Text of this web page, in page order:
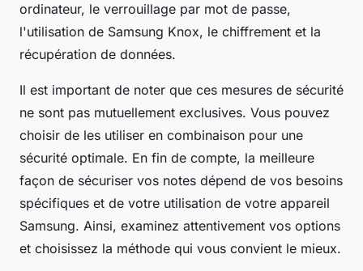
ordinateur, le verrouillage par mot de passe,
l'utilisation de Samsung Knox, le chiffrement et la
récupération de données.
Il est important de noter que ces mesures de sécurité
ne sont pas mutuellement exclusives. Vous pouvez
choisir de les utiliser en combinaison pour une
sécurité optimale. En fin de compte, la meilleure
façon de sécuriser vos notes dépend de vos besoins
spécifiques et de votre utilisation de votre appareil
Samsung. Ainsi, examinez attentivement vos options
et choisissez la méthode qui vous convient le mieux.